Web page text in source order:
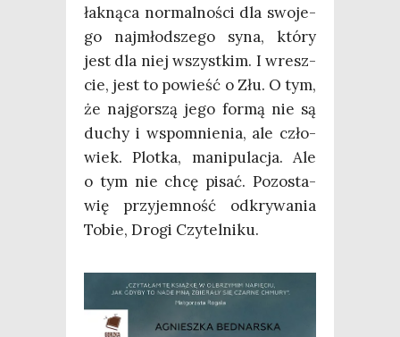
łak­ną­ca nor­mal­no­ści dla swo­je­
go naj­młod­sze­go syna, któ­ry
jest dla niej wszyst­kim. I wresz­
cie, jest to powieść o Złu. O tym,
że naj­gor­szą jego for­mą nie są
duchy i wspo­mnie­nia, ale czło­
wiek. Plot­ka, mani­pu­la­cja. Ale
o tym nie chcę pisać. Pozo­sta­
wię przy­jem­ność odkry­wa­nia
Tobie, Dro­gi Czytelniku.